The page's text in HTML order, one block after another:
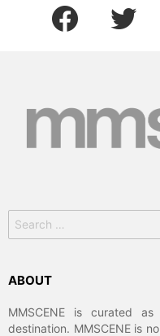
facebook twitter
for:
ABOUT
MMSCENE is curated
destination. MMSCENE is